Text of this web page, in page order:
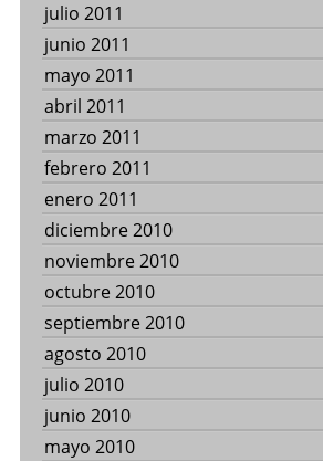
julio 2011
junio 2011
mayo 2011
abril 2011
marzo 2011
febrero 2011
enero 2011
diciembre 2010
noviembre 2010
octubre 2010
septiembre 2010
agosto 2010
julio 2010
junio 2010
mayo 2010